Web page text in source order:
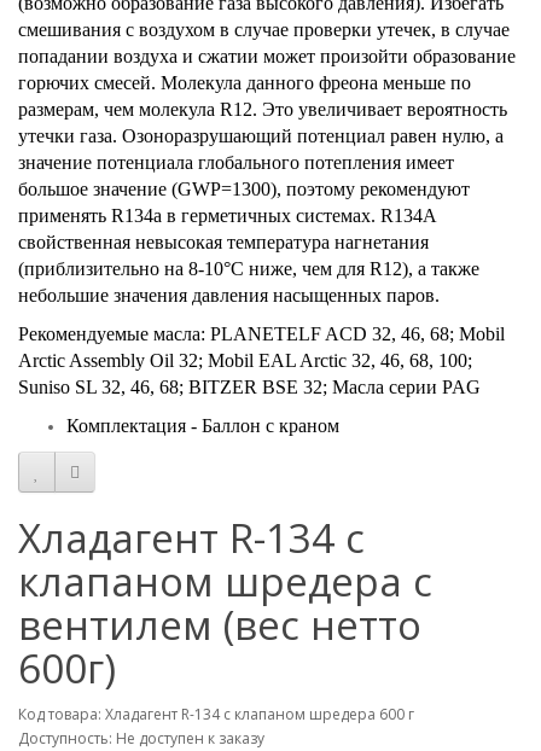
смешивания с воздухом в случае проверки утечек, в случае
попадании воздуха и сжатии может произойти образование
горючих смесей. Молекула данного фреона меньше по
размерам, чем молекула R12. Это увеличивает вероятность
утечки газа. Озоноразрушающий потенциал равен нулю, а
значение потенциала глобального потепления имеет
большое значение (GWP=1300), поэтому рекомендуют
применять R134a в герметичных системах. R134А
свойственная невысокая температура нагнетания
(приблизительно на 8-10°С ниже, чем для R12), а также
небольшие значения давления насыщенных паров.
Рекомендуемые масла: PLANETELF ACD 32, 46, 68; Mobil
Arctic Assembly Oil 32; Mobil EAL Arctic 32, 46, 68, 100;
Suniso SL 32, 46, 68; BITZER BSE 32; Масла серии PAG
Комплектация - Баллон с краном
Хладагент R-134 с
клапаном шредера с
вентилем (вес нетто
600г)
Код товара: Хладагент R-134 с клапаном шредера 600 г
Доступность: Не доступен к заказу